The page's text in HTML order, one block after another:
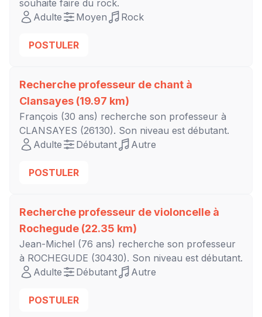
souhaite faire du rock.
Adulte
Moyen Rock
POSTULER
Recherche professeur de chant à
Clansayes (19.97 km)
François (30 ans) recherche son professeur à
CLANSAYES (26130). Son niveau est débutant.
Adulte
Débutant Autre
POSTULER
Recherche professeur de violoncelle à
Rochegude (22.35 km)
Jean-Michel (76 ans) recherche son professeur
à ROCHEGUDE (30430). Son niveau est débutant.
Adulte
Débutant Autre
POSTULER